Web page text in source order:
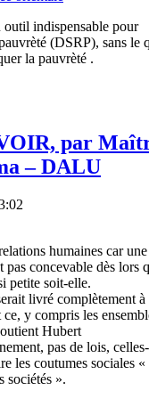
indispensable pour
(DSRP), sans le
la pauvrèté .
par
– DALU
humaines car une
pas concevable dès lors
petite soit-elle.
livré complètement à
y compris les
Hubert
pas de lois,
les coutumes sociales «
sociétés ».